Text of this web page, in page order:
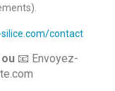
.
contact
📧 Envoyez-